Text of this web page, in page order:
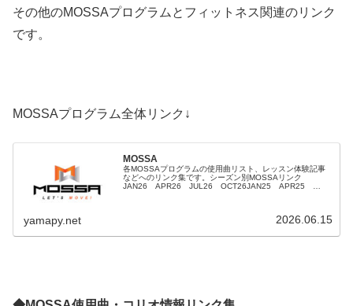
その他のMOSSAプログラムとフィットネス関連のリンク
です。
MOSSAプログラム全体リンク↓
MOSSA
各MOSSAプログラムの使用曲リスト、レッスン体験記事
などへのリンク集です。シーズン別MOSSAリンク
JAN26 APR26 JUL26 OCT26JAN25 APR25
yamapy.net 2026.06.15